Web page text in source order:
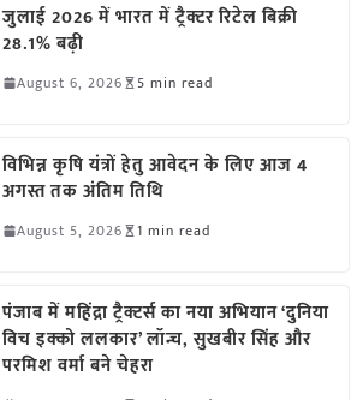
जुलाई 2026 में भारत में ट्रैक्टर रिटेल बिक्री
28.1% बढ़ी
August 6, 2026 5 min read
विभिन्न कृषि यंत्रों हेतु आवेदन के लिए आज 4
अगस्त तक अंतिम तिथि
August 5, 2026 1 min read
पंजाब में महिंद्रा ट्रैक्टर्स का नया अभियान ‘दुनिया
विच इक्को ललकार’ लॉन्च, सुखबीर सिंह और
परमिश वर्मा बने चेहरा